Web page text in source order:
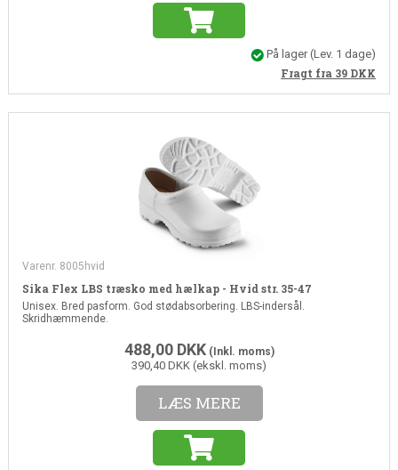
På lager(Lev. 1 dage)
Fragt fra 39 DKK
Varenr. 8005hvid
Sika Flex LBS træsko med hælkap - Hvid str. 35-47
Unisex. Bred pasform. God stødabsorbering. LBS-indersål.
Skridhæmmende.
488,00 DKK(Inkl. moms)
390,40 DKK (ekskl. moms)
LÆS MERE